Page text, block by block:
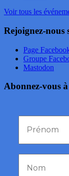
Voir tous les
Rejoignez-nous
Page
Groupe
Mastodon
Abonnez-vous